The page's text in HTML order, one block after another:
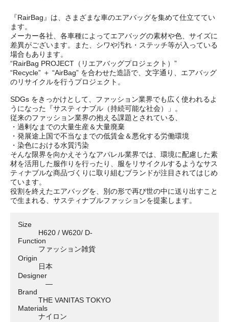
『RairBag』は、さまざまな車のエアバッグを集めて仕立ててい
ます。
メーカー各社、各車種によってエアバッグの素材や色、サイズに
差異がございます。また、シワや汚れ・ステッチ等が入っている
場合もあります。
“RairBag PROJECT（リエアバッグプロジェクト）”
“Recycle” ＋ “AirBag” を合わせた造語で、文字通り、エアバッグ
のリサイクルを行うプロジェクト。
SDGs をきっかけとして、ファッション業界でも広く使われるよ
うになった『サスティナブル（持続可能な社会）」。
従来のファッション業界の抱える課題とされている、
・過剰なまでの大量生産＆大量廃棄
・発展途上国で不当なまでの低賃金＆悪化する労働環境
・染色における水質汚染
そんな限界を向かえそうなアパレル業界では、環境に配慮した素
材を活用した服作りを行ったり、服をリサイクルするようなサス
ティナブルな商品づくりに取り組むブランドが注目されてはじめ
ています。
役割を終えたエアバッグを、別の形で再び世の中に送り出すこと
で生まれる、サスティナブルファッションを提案します。
Size
H620 / W620/ D-
Function
ファッション雑貨
Origin
日本
Designer
―
Brand
THE VANITAS TOKYO
Materials
ナイロン